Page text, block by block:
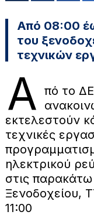
Από 08:00
του
τεχνικών
Α πό το
εκτελεστούν
τεχνικές
ηλεκτρικού
στις παρακάτω
Ξενοδοχείου,
11:00